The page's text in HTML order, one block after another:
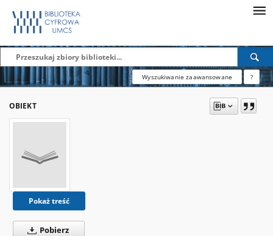
Wyszukiwanie zaawansowane ?
OBIEKT
Pokaż treść
Pobierz